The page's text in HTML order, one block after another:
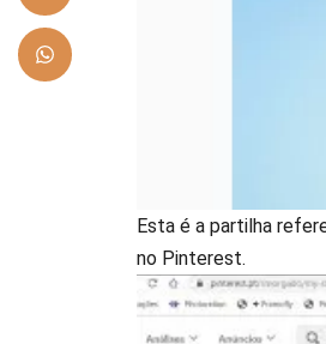
Esta é a partilha
no Pinterest.